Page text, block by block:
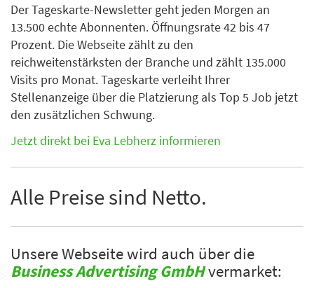
Der Tageskarte-Newsletter geht jeden Morgen an
13.500 echte Abonnenten. Öffnungsrate 42 bis 47
Prozent. Die Webseite zählt zu den
reichweitenstärksten der Branche und zählt 135.000
Visits pro Monat. Tageskarte verleiht Ihrer
Stellenanzeige über die Platzierung als Top 5 Job jetzt
den zusätzlichen Schwung.
Jetzt direkt bei Eva Lebherz informieren
Alle Preise sind Netto.
Unsere Webseite wird auch über die
Business Advertising GmbHvermarket: